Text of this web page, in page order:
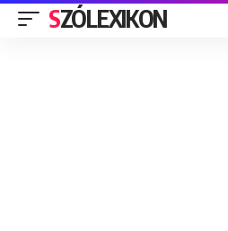
SZÓLEXIKON